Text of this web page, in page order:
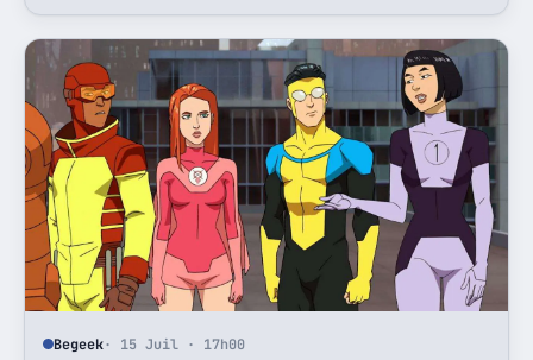
Begeek· 15 Juil · 17h00